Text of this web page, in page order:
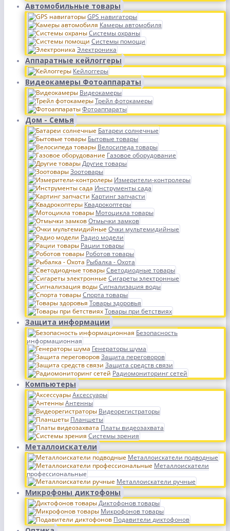
Автомобильные товары
GPS навигаторы
Камеры автомобиля
Системы охраны
Системы помощи
Электроника
Аппаратные кейлоггеры
Кейлоггеры
Видеокамеры Фотоаппараты
Видеокамеры
Трейл фотокамеры
Фотоаппараты
Дом - Семья
Батареи солнечные
Бытовые товары
Велосипеда товары
Газовое оборудование
Другие товары
Зоотовары
Измерители-контролеры
Инструменты сада
Картинг запчасти
Квадрокоптеры
Мотоцикла товары
Отмычки замков
Очки мультемидийные
Радио модели
Рации товары
Роботов товары
Рыбалка - Охота
Светодиодные товары
Сигареты электронные
Сигнализация воды
Спорта товары
Товары здоровья
Товары при бетствиях
Защита информации
Безопасность
информационная
Генераторы шума
Защита переговоров
Защита средств связи
Радиомониторинг сетей
Компьютеры
Аксессуары
Антенны
Видеорегистраторы
Планшеты
Платы видеозахвата
Системы зрения
Металлоискатели
Металлоискатели подводные
Металлоискатели
профессиональные
Металлоискатели ручные
Микрофоны диктофоны
Диктофонов товары
Микрофонов товары
Подавители диктофонов